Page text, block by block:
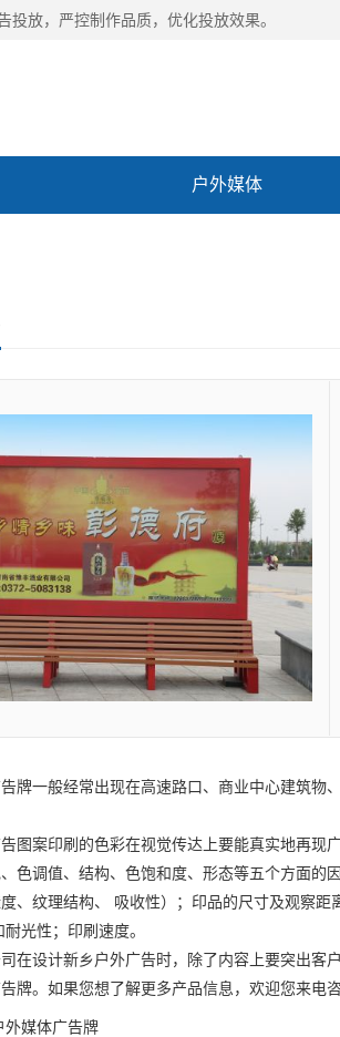
投放，严控制作品质，优化投放效果。
户外媒体
牌一般经常出现在高速路口、商业中心建筑物
图案印刷的色彩在视觉传达上要能真实地再现
色调值、结构、色饱和度、形态等五个方面
、纹理结构、 吸收性）；印品的尺寸及观察
光性；印刷速度。
在设计新乡户外广告时，除了内容上要突出客
牌。如果您想了解更多产品信息，欢迎您来电咨
外媒体广告牌